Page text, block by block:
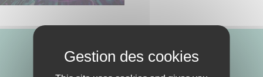
ABONNE-TOI !